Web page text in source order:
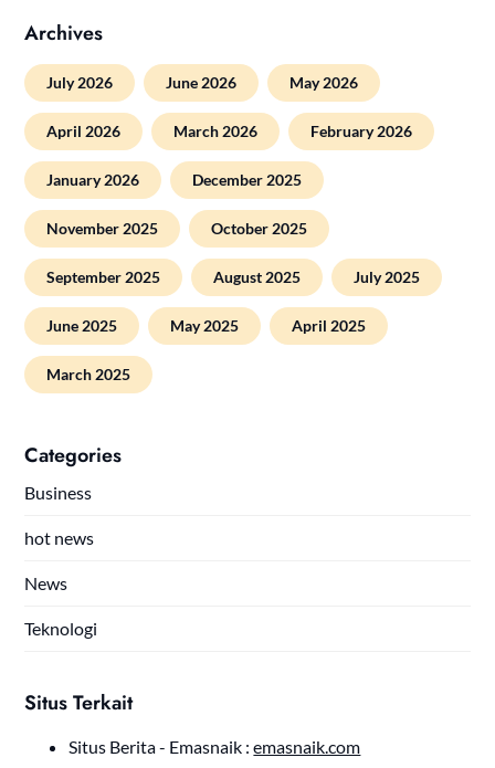
Archives
July 2026 June 2026 May 2026
April 2026 March 2026 February 2026
January 2026 December 2025
November 2025 October 2025
September 2025 August 2025 July 2025
June 2025 May 2025 April 2025
March 2025
Categories
Business
hot news
News
Teknologi
Situs Terkait
Situs Berita - Emasnaik :emasnaik.com